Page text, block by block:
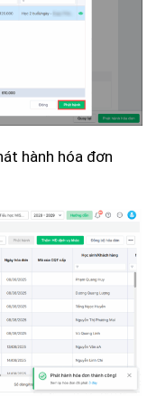
hành hóa đơn